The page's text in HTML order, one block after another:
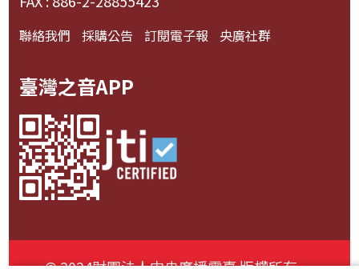
聯絡我們 採購公告 訂閱電子報 央廣社群
臺灣之音APP